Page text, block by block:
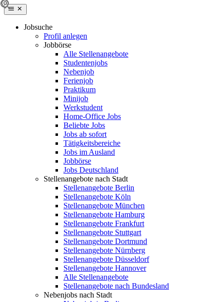
Jobsuche
Profil anlegen
Jobbörse
Alle Stellenangebote
Studentenjobs
Nebenjob
Ferienjob
Praktikum
Minijob
Werkstudent
Home-Office Jobs
Beliebte Jobs
Jobs ab sofort
Tätigkeitsbereiche
Jobs im Ausland
Jobbörse
Jobs Deutschland
Stellenangebote nach Stadt
Stellenangebote Berlin
Stellenangebote Köln
Stellenangebote München
Stellenangebote Hamburg
Stellenangebote Frankfurt
Stellenangebote Stuttgart
Stellenangebote Dortmund
Stellenangebote Nürnberg
Stellenangebote Düsseldorf
Stellenangebote Hannover
Alle Stellenangebote
Stellenangebote nach Bundesland
Nebenjobs nach Stadt